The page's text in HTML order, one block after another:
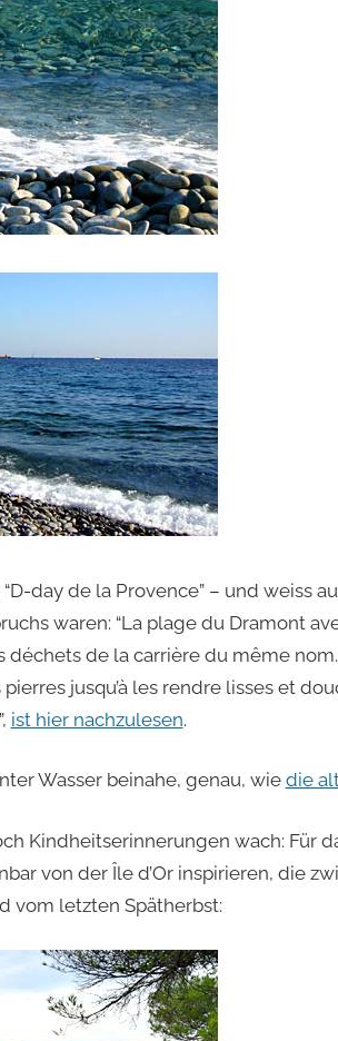
day de la Provence” – und weiss
waren: “La plage du Dramont
de la carrière du même
jusqu’à les rendre lisses et
ist hier nachzulesen.
Wasser beinahe, genau, wie die
Kindheitserinnerungen wach: Für
von der Île d’Or inspirieren, die
vom letzten Spätherbst: